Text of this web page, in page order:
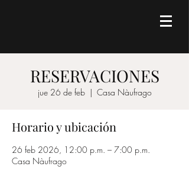
RESERVACIONES
jue 26 de feb
  |
Casa Nàufrago
Horario y ubicación
26 feb 2026, 12:00 p.m. – 7:00 p.m.
Casa Nàufrago